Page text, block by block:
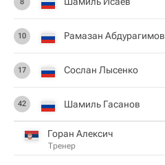
10 Рамазан Абдурагимов
17 Сослан Лысенко
42 Шамиль Гасанов
Горан Алексич
Тренер